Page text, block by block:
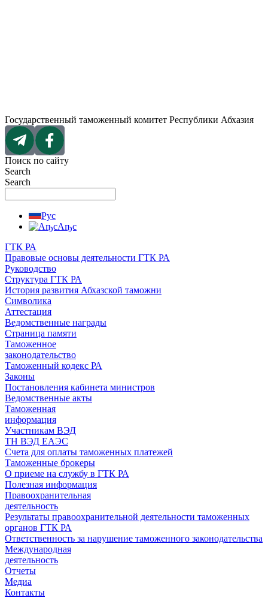
Государственный таможенный комитет Республики Абхазия
Поиск по сайту
Search
Search
Рус
Аҧс
ГТК РА
Правовые основы деятельности ГТК РА
Руководство
Структура ГТК РА
История развития Абхазской таможни
Символика
Аттестация
Ведомственные награды
Страница памяти
Таможенное
законодательство
Таможенный кодекс РА
Законы
Постановления кабинета министров
Ведомственные акты
Таможенная
информация
Участникам ВЭД
ТН ВЭД ЕАЭС
Счета для оплаты таможенных платежей
Таможенные брокеры
О приеме на службу в ГТК РА
Полезная информация
Правоохранительная
деятельность
Результаты правоохранительной деятельности таможенных
органов ГТК РА
Ответственность за нарушение таможенного законодательства
Международная
деятельность
Отчеты
Медиа
Контакты